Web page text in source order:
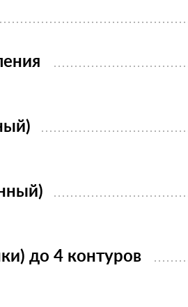
до 4 контуров